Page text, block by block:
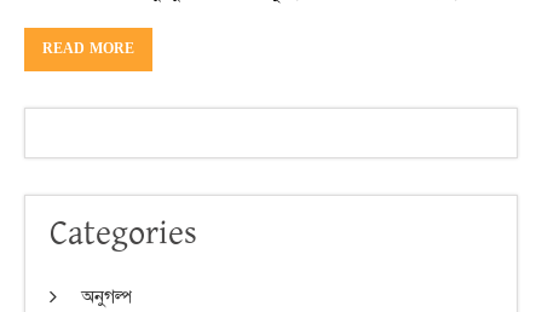
READ MORE
Categories
অনুগল্প